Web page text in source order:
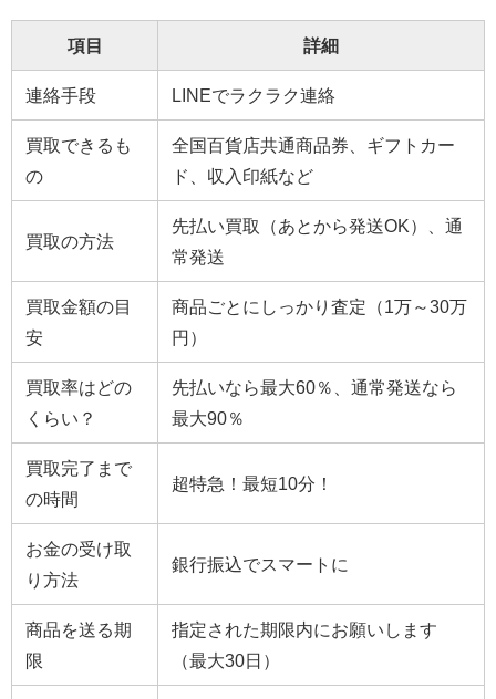
項目 詳細
連絡手段 LINEでラクラク連絡
買取できるも
の
全国百貨店共通商品券、ギフトカー
ド、収入印紙など
買取の方法
先払い買取（あとから発送OK）、通
常発送
買取金額の目
安
商品ごとにしっかり査定（1万～30万
円）
買取率はどの
くらい？
先払いなら最大60％、通常発送なら
最大90％
買取完了まで
の時間
超特急！最短10分！
お金の受け取
り方法
銀行振込でスマートに
商品を送る期
限
指定された期限内にお願いします
（最大30日）